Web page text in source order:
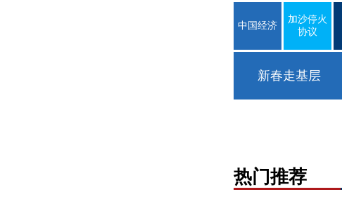
中国经济
加沙停火
协议
新春走基层
热门推荐